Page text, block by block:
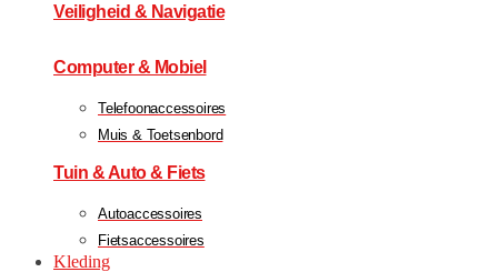
Veiligheid & Navigatie
Computer & Mobiel
Telefoonaccessoires
Muis & Toetsenbord
Tuin & Auto & Fiets
Autoaccessoires
Fietsaccessoires
Kleding